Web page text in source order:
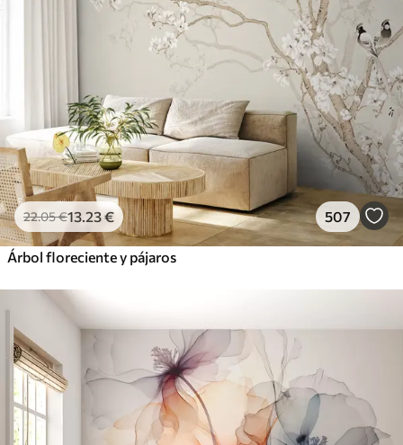
22.05€13.23€ 507
Árbol floreciente y pájaros